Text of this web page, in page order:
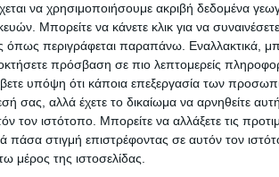
να χρησιμοποιήσουμε ακριβή δεδομένα
Μπορείτε να κάνετε κλικ για να
περιγράφεται παραπάνω. Εναλλακτικά,
πρόσβαση σε πιο λεπτομερείς
υπόψη ότι κάποια επεξεργασία των
σας, αλλά έχετε το δικαίωμα να αρνηθείτε
τον ιστότοπο. Μπορείτε να αλλάξετε τις
στιγμή επιστρέφοντας σε αυτόν τον
μέρος της ιστοσελίδας.
καταστολή που αντιμετώπισαν
σε Ε-65 όπου υπήρξε και
Πλατύκαμπο, όπου έχουν
αγρότες. Στον Ε-65
των κινητοποιήσεων οι αγρότες σε
για να καθορίσουν τις
μετά τις χθεσινές κινητοποιήσεις οι
να παραμείνουν στα μπλόκα στην
και πάλι να κλείσουν την